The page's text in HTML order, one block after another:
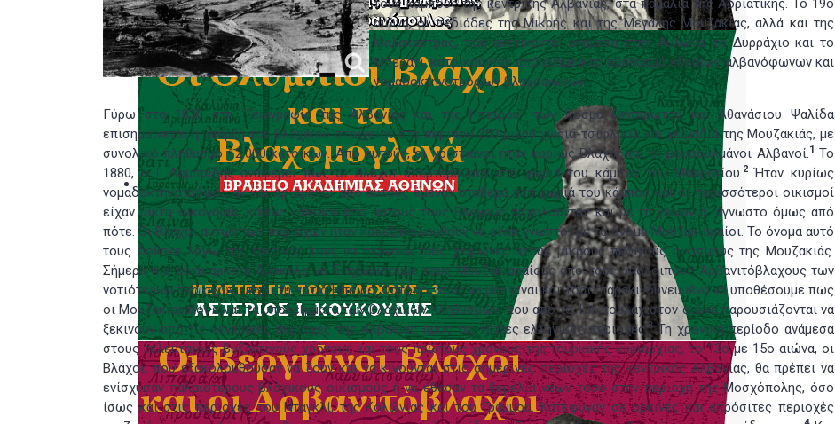
αιώνα, οι πεδιάδες της Mικρής και της Μεγάλης Μουζακίας, αλλά και της
Μαλακάστρας, που εκτείνονται ανάμεσα στην Αυλώνα, το Δυρράχιο και το
Μπεράτι, κατοικούνταν από ανάμεικτο πληθυσμό εδραίων αλβανόφωνων και
νομαδοκτηνοτρόφων βλαχόφωνων.
Γύρω στο 1830 στη "Γεωγραφία της Αλβανίας και της Ηπείρου" των Κοσμά Θεσπρωτού και Αθανάσιου Ψαλίδα
επισημαίνεται η ύπαρξη του βλάχικου στοιχείου στα περίπου 250 μικρά χωριά-τσιφλίκια και χειμαδιά της Μουζακιάς, με
συνολικό πληθυσμό 12.000 κατοίκων. Από αυτούς, οι χριστιανοί ήταν κυρίως Βλάχοι και οι μουσουλμάνοι Αλβανοί. 1 Το
1880, ο Ι. Λαμπρίδης αναφέρει πως οι Βλάχοι υπερτερούσαν στα χωριά του κάμπου του Μπερατίου. 2Ήταν κυρίως
νομαδοκτηνοτρόφοι, αν και ορισμένοι από αυτούς έμεναν σταθερά στα χωριά του κάμπου και οι περισσότεροι οικισμοί
είχαν μικτή οικονομία, καθώς κάποιοι από αυτούς τους Βλάχους ασχολούνταν και με τη γεωργία, άγνωστο όμως από
πότε. Οι Βλάχοι αυτών των περιοχών ήταν και εξακολουθούν να είναι γνωστοί με το όνομα Μουζακιαραίοι. Το όνομα αυτό
τους δόθηκε λόγω της τακτικής τους να περνούν τους χειμώνες στους μικρούς πεδινούς οικισμούς της Μουζακιάς.
Σήμερα πια είναι αρκετά δύσκολο να διαχωρίσουμε τους Μουζακιαραίους από τους υπόλοιπους Αρβανιτόβλαχους των
νοτιότερων περιοχών, μέχρι τη νότια Ήπειρο. Ωστόσο, ίσως να μην είναι και τόσο παρακινδυνευμένο να υποθέσουμε πως
οι Μουζακιαραίοι είναι τα υπολείμματα των βλάχικων πληθυσμών, που από το 13ο τουλάχιστον αιώνα παρουσιάζονται να
ξεκινούν από τις κεντρικές περιοχές της Αλβανίας προς τις νότιες ελληνικές περιοχές.3Τη χρονική περίοδο ανάμεσα
στους τελευταίους βυζαντινούς χρόνους και τους πρώτους χρόνους της τουρκικής κυριαρχίας, το 13ο με 15ο αιώνα, οι
Βλάχοι, που εξακολουθούσαν να ζουν και να κινούνται στις σημερινές περιοχές της κεντρικής Αλβανίας, θα πρέπει να
ενίσχυσαν παλαιότερους βλάχικους οικισμούς ή να έθεσαν τα θεμέλια νέων τόσο στην περιοχή της Μοσχόπολης, όσο
ίσως και στις περιοχές του Νταγκλί, της Κολώνιας και του Γράμμου. Κατέφυγαν σε ορεινές και απρόσιτες περιοχές